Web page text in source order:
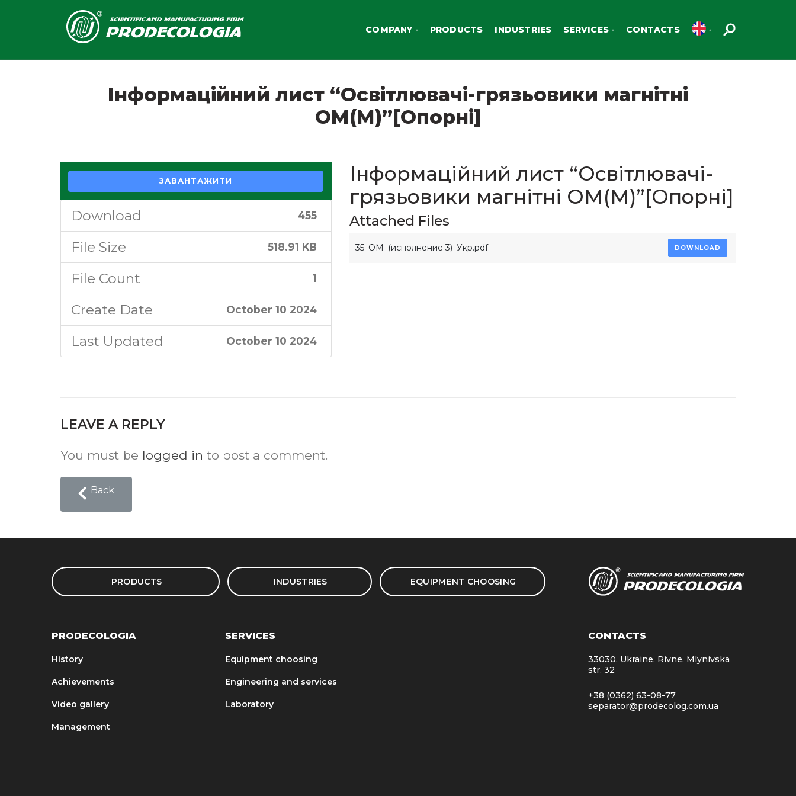
COMPANY PRODUCTS INDUSTRIES SERVICES CONTACTS
Інформаційний лист “Освітлювачі-грязьовики магнітні
ОМ(М)”[Опорні]
ЗАВАНТАЖИТИ
Download 455
File Size 518.91 KB
File Count 1
Create Date October 10 2024
Last Updated October 10 2024
Інформаційний лист “Освітлювачі-
грязьовики магнітні ОМ(М)”[Опорні]
Attached Files
35_ОМ_(исполнение 3)_Укр.pdf DOWNLOAD
LEAVE A REPLY
You must be logged in to post a comment.
Back
PRODUCTS INDUSTRIES EQUIPMENT CHOOSING
PRODECOLOGIA
History
Achievements
Video gallery
Management
SERVICES
Equipment choosing
Engineering and services
Laboratory
CONTACTS
33030, Ukraine, Rivne, Mlynivska
str. 32
+38 (0362) 63-08-77
separator@prodecolog.com.ua